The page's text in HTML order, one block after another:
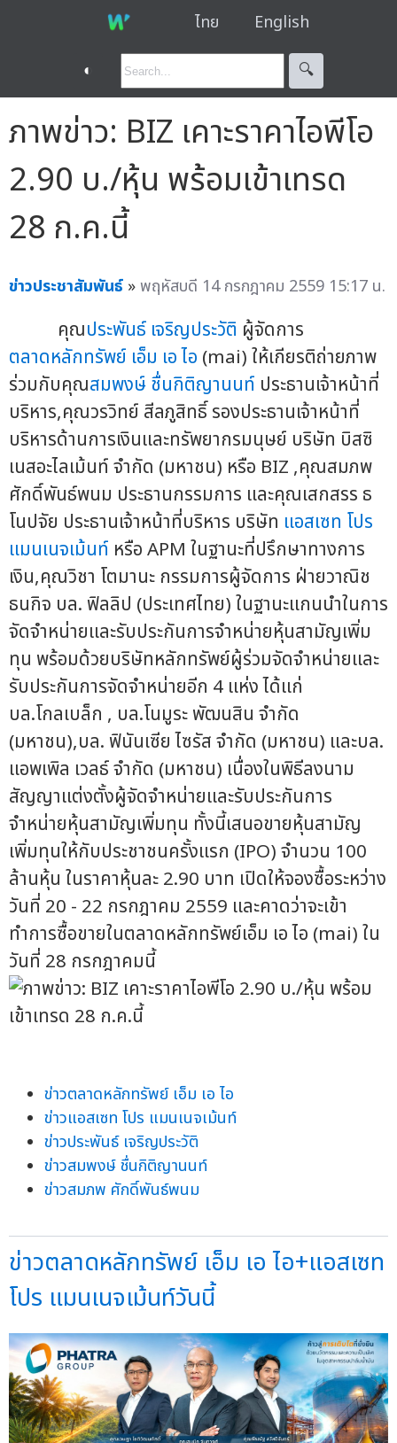
ไทย English
◐ 🔍︎
ภาพข่าว: BIZ เคาะราคาไอพีโอ
2.90 บ./หุ้น พร้อมเข้าเทรด
28 ก.ค.นี้
ข่าวประชาสัมพันธ์ »พฤหัสบดี 14 กรกฎาคม 2559 15:17 น.
คุณประพันธ์ เจริญประวัติ ผู้จัดการ
ตลาดหลักทรัพย์ เอ็ม เอ ไอ (mai) ให้เกียรติถ่ายภาพ
ร่วมกับคุณสมพงษ์ ชื่นกิติญานนท์ ประธานเจ้าหน้าที่
บริหาร,คุณวรวิทย์ สีลภูสิทธิ์ รองประธานเจ้าหน้าที่
บริหารด้านการเงินและทรัพยากรมนุษย์ บริษัท บิสซิ
เนสอะไลเม้นท์ จำกัด (มหาชน) หรือ BIZ ,คุณสมภพ
ศักดิ์พันธ์พนม ประธานกรรมการ และคุณเสกสรร ธ
โนปจัย ประธานเจ้าหน้าที่บริหาร บริษัท แอสเซท โปร
แมนเนจเม้นท์ หรือ APM ในฐานะที่ปรึกษาทางการ
เงิน,คุณวิชา โตมานะ กรรมการผู้จัดการ ฝ่ายวาณิช
ธนกิจ บล. ฟิลลิป (ประเทศไทย) ในฐานะแกนนำในการ
จัดจำหน่ายและรับประกันการจำหน่ายหุ้นสามัญเพิ่ม
ทุน พร้อมด้วยบริษัทหลักทรัพย์ผู้ร่วมจัดจำหน่ายและ
รับประกันการจัดจำหน่ายอีก 4 แห่ง ได้แก่
บล.โกลเบล็ก , บล.โนมูระ พัฒนสิน จำกัด
(มหาชน),บล. ฟินันเซีย ไซรัส จำกัด (มหาชน) และบล.
แอพเพิล เวลธ์ จำกัด (มหาชน) เนื่องในพิธีลงนาม
สัญญาแต่งตั้งผู้จัดจำหน่ายและรับประกันการ
จำหน่ายหุ้นสามัญเพิ่มทุน ทั้งนี้เสนอขายหุ้นสามัญ
เพิ่มทุนให้กับประชาชนครั้งแรก (IPO) จำนวน 100
ล้านหุ้น ในราคาหุ้นละ 2.90 บาท เปิดให้จองซื้อระหว่าง
วันที่ 20 - 22 กรกฎาคม 2559 และคาดว่าจะเข้า
ทำการซื้อขายในตลาดหลักทรัพย์เอ็ม เอ ไอ (mai) ใน
วันที่ 28 กรกฎาคมนี้
ข่าวตลาดหลักทรัพย์ เอ็ม เอ ไอ
ข่าวแอสเซท โปร แมนเนจเม้นท์
ข่าวประพันธ์ เจริญประวัติ
ข่าวสมพงษ์ ชื่นกิติญานนท์
ข่าวสมภพ ศักดิ์พันธ์พนม
ข่าวตลาดหลักทรัพย์ เอ็ม เอ ไอ+แอสเซท
โปร แมนเนจเม้นท์วันนี้